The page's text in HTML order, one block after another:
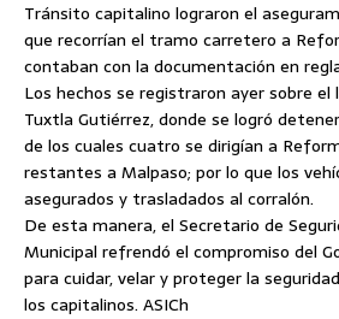
Tránsito capitalino lograron el
que recorrían el tramo carretero a
contaban con la documentación en
Los hechos se registraron ayer sobre el
Tuxtla Gutiérrez, donde se logró
de los cuales cuatro se dirigían a
restantes a Malpaso; por lo que los
asegurados y trasladados al corralón.
De esta manera, el Secretario de
Municipal refrendó el compromiso del
para cuidar, velar y proteger la
los capitalinos. ASICh